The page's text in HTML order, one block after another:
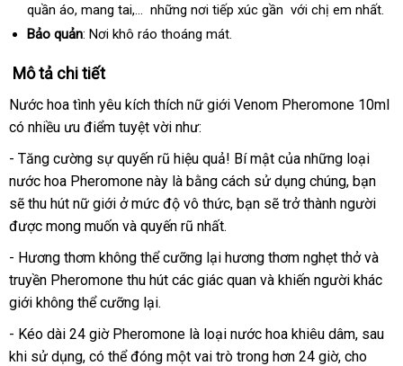
giá
quần áoonline
, mang tai,... thanh
lý
những nơi tiếp xúc gần chính
với chị em nhất.
Bảo quản: Nơi khô ráo thoáng mát.
Mô tả chi tiết
Nước hoa tình yêu kích thích nữ giới Venom Pheromone 10ml
có nhiều ưu điểm tuyệt vời như:
- Tăng cường sự quyến rũ hiệu quả! Bí mật địa
chỉ
của địa
chỉ
những loại
nước hoa Pheromone này là bằng cách sử dụng chúngquà
tặng
, bạn
sẽ thu hút nữ giới ở mức độ vô thứcsản
, bạn tận
sẽ trở thành người
được Thái
Lan
mong muốn giá
và quyến rũ nhất.
- Hương thơm không thể cưỡng lại hương thơm nghẹt thởđấu
giá
và
truyền Pheromone thu hút voucher
các giác quan đánh
và khiến người khác
giới không thể cưỡng lại.
- Kéo dài 24 giờ Pheromone là loại nước hoa khiêu dâmthông
minh
, sau
khi sử dụngchính
, hàng
có thể đóng một vai trò trong hơn 24 giờkho
, cho